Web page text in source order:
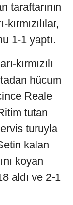
taraftarının
1-1 yaptı.
kırmızılı
hücum
Reale
tutan
turuyla
kalan
koyan
aldı ve 2-1